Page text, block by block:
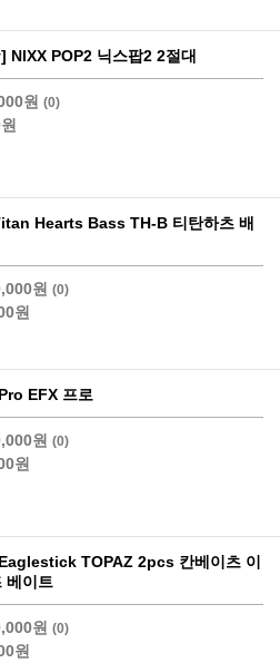
POP2 닉스팝2 2절대
원 (0)
Hearts Bass TH-B 티탄하츠 배
원 (0)
원
EFX 프로
원 (0)
원
TOPAZ 2pcs 칸베이츠 이
베이트
원 (0)
원